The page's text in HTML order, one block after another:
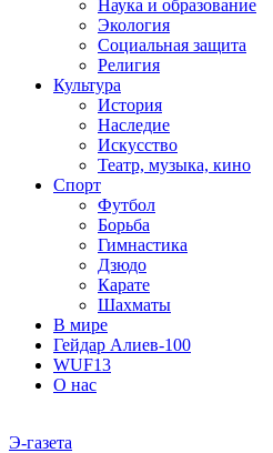
Наука и образование
Экология
Социальная защита
Религия
Культура
История
Наследие
Искусство
Театр, музыка, кино
Спорт
Футбол
Борьба
Гимнастика
Дзюдо
Карате
Шахматы
В мире
Гейдар Алиев-100
WUF13
О нас
Э-газета